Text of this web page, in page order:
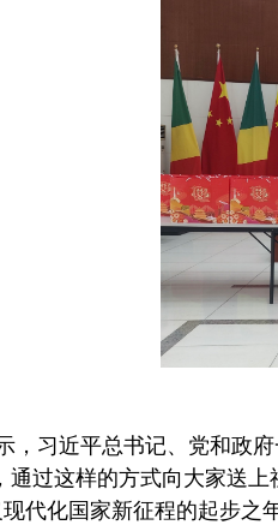
，习近平总书记、党和政
通过这样的方式向大家送
代化国家新征程的起步之